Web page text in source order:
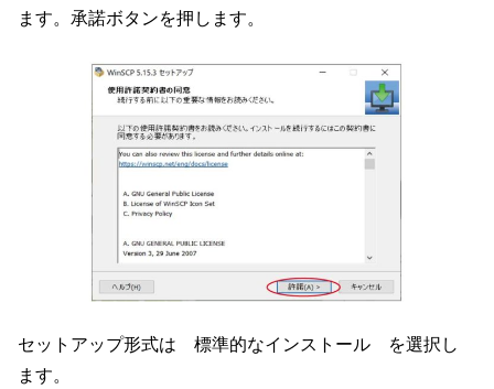
ます。承諾ボタンを押します。
セットアップ形式は 標準的なインストール を選択し
ます。